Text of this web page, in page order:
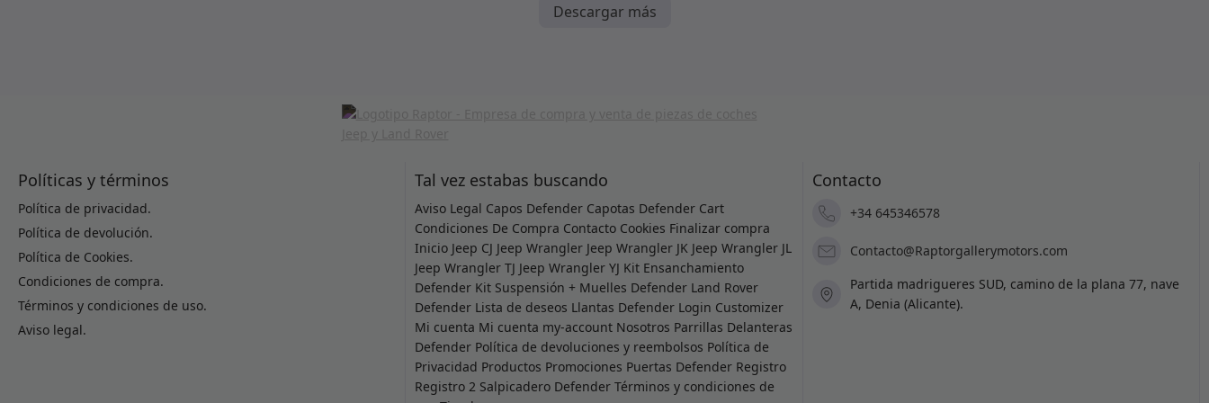
Descargar más
Políticas y términos
Política de privacidad.
Política de devolución.
Política de Cookies.
Condiciones de compra.
Términos y condiciones de uso.
Aviso legal.
Tal vez estabas buscando
Aviso Legal Capos Defender Capotas Defender Cart
Condiciones De Compra Contacto Cookies Finalizar compra
Inicio Jeep CJ Jeep Wrangler Jeep Wrangler JK Jeep Wrangler JL
Jeep Wrangler TJ Jeep Wrangler YJ Kit Ensanchamiento
Defender Kit Suspensión + Muelles Defender Land Rover
Defender Lista de deseos Llantas Defender Login Customizer
Mi cuenta Mi cuenta my-account Nosotros Parrillas Delanteras
Defender Política de devoluciones y reembolsos Política de
Privacidad Productos Promociones Puertas Defender Registro
Registro 2 Salpicadero Defender Términos y condiciones de
Contacto
+34 645346578
Contacto@Raptorgallerymotors.com
Partida madrigueres SUD, camino de la plana 77, nave
A, Denia (Alicante).